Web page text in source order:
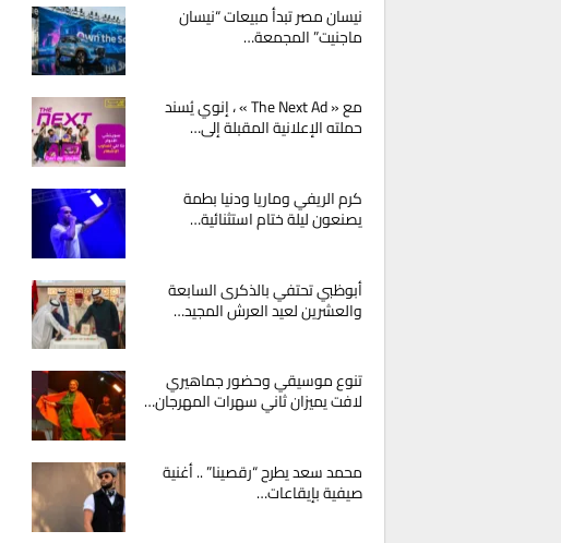
نيسان مصر تبدأ مبيعات “نيسان
ماجنيت” المجمعة…
مع « The Next Ad » ، إنوي يُسند
حملته الإعلانية المقبلة إلى…
كرم الريفي وماريا ودنيا بطمة
يصنعون ليلة ختام استثنائية…
أبوظبي تحتفي بالذكرى السابعة
والعشرين لعيد العرش المجيد…
تنوع موسيقي وحضور جماهيري
لافت يميزان ثاني سهرات المهرجان…
محمد سعد يطرح “رقصينا” .. أغنية
صيفية بإيقاعات…